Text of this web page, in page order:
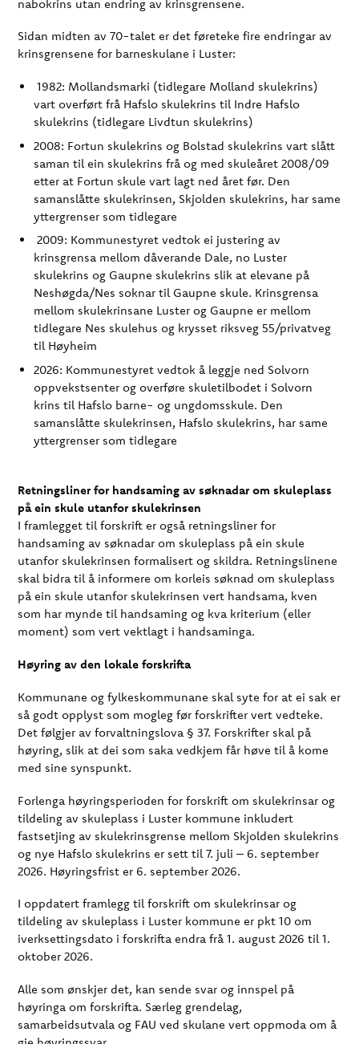
nabokrins utan endring av krinsgrensene.
Sidan midten av 70-talet er det føreteke fire endringar av
krinsgrensene for barneskulane i Luster:
1982: Mollandsmarki (tidlegare Molland skulekrins)
vart overført frå Hafslo skulekrins til Indre Hafslo
skulekrins (tidlegare Livdtun skulekrins)
2008: Fortun skulekrins og Bolstad skulekrins vart slått
saman til ein skulekrins frå og med skuleåret 2008/09
etter at Fortun skule vart lagt ned året før. Den
samanslåtte skulekrinsen, Skjolden skulekrins, har same
yttergrenser som tidlegare
2009: Kommunestyret vedtok ei justering av
krinsgrensa mellom dåverande Dale, no Luster
skulekrins og Gaupne skulekrins slik at elevane på
Neshøgda/Nes soknar til Gaupne skule. Krinsgrensa
mellom skulekrinsane Luster og Gaupne er mellom
tidlegare Nes skulehus og krysset riksveg 55/privatveg
til Høyheim
2026: Kommunestyret vedtok å leggje ned Solvorn
oppvekstsenter og overføre skuletilbodet i Solvorn
krins til Hafslo barne- og ungdomsskule. Den
samanslåtte skulekrinsen, Hafslo skulekrins, har same
yttergrenser som tidlegare
Retningsliner for handsaming av søknadar om skuleplass
på ein skule utanfor skulekrinsen
I framlegget til forskrift er også retningsliner for
handsaming av søknadar om skuleplass på ein skule
utanfor skulekrinsen formalisert og skildra. Retningslinene
skal bidra til å informere om korleis søknad om skuleplass
på ein skule utanfor skulekrinsen vert handsama, kven
som har mynde til handsaming og kva kriterium (eller
moment) som vert vektlagt i handsaminga.
Høyring av den lokale forskrifta
Kommunane og fylkeskommunane skal syte for at ei sak er
så godt opplyst som mogleg før forskrifter vert vedteke.
Det følgjer av forvaltningslova § 37. Forskrifter skal på
høyring, slik at dei som saka vedkjem får høve til å kome
med sine synspunkt.
Forlenga høyringsperioden for forskrift om skulekrinsar og
tildeling av skuleplass i Luster kommune inkludert
fastsetjing av skulekrinsgrense mellom Skjolden skulekrins
og nye Hafslo skulekrins er sett til 7. juli – 6. september
2026. Høyringsfrist er 6. september 2026.
I oppdatert framlegg til forskrift om skulekrinsar og
tildeling av skuleplass i Luster kommune er pkt 10 om
iverksettingsdato i forskrifta endra frå 1. august 2026 til 1.
oktober 2026.
Alle som ønskjer det, kan sende svar og innspel på
høyringa om forskrifta. Særleg grendelag,
samarbeidsutvala og FAU ved skulane vert oppmoda om å